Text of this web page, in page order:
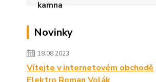
Novinky
18.08.2023
Vítejte v internetovém obchodě